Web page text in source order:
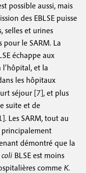
possible aussi, mais
des EBLSE puisse
selles et urines
pour le SARM. La
échappe aux
et la
les hôpitaux
séjour [7], et plus
suite et de
]. Les SARM, tout au
principalement
démontré que la
coli BLSE est moins
comme K.